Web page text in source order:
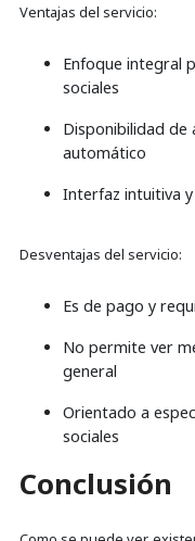
Ventajas del servicio:
Enfoque integral
sociales
Disponibilidad de
automático
Interfaz intuitiva
Desventajas del servicio:
Es de pago y
No permite ver
general
Orientado a
sociales
Conclusión